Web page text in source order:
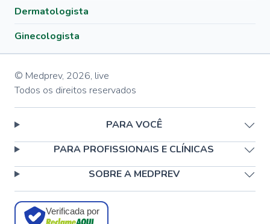
Dermatologista
Ginecologista
© Medprev, 2026, live
Todos os direitos reservados
PARA VOCÊ
PARA PROFISSIONAIS E CLÍNICAS
SOBRE A MEDPREV
Verificada por